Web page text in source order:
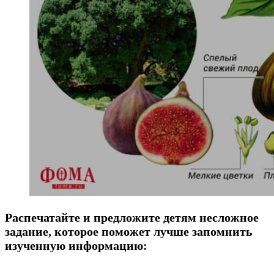
Распечатайте и предложите детям несложное
задание, которое поможет лучше запомнить
изученную информацию: